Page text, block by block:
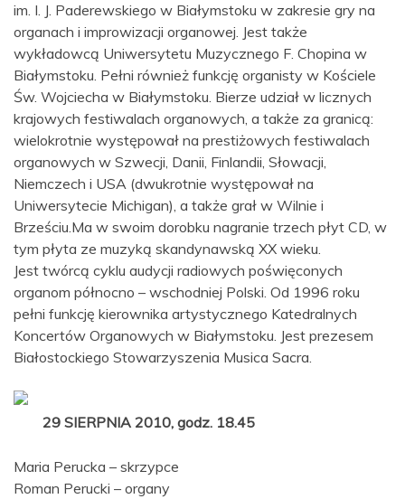
im. I. J. Paderewskiego w Białymstoku w zakresie gry na
organach i improwizacji organowej. Jest także
wykładowcą Uniwersytetu Muzycznego F. Chopina w
Białymstoku. Pełni również funkcję organisty w Kościele
Św. Wojciecha w Białymstoku. Bierze udział w licznych
krajowych festiwalach organowych, a także za granicą:
wielokrotnie występował na prestiżowych festiwalach
organowych w Szwecji, Danii, Finlandii, Słowacji,
Niemczech i USA (dwukrotnie występował na
Uniwersytecie Michigan), a także grał w Wilnie i
Brześciu.Ma w swoim dorobku nagranie trzech płyt CD, w
tym płyta ze muzyką skandynawską XX wieku.
Jest twórcą cyklu audycji radiowych poświęconych
organom północno – wschodniej Polski. Od 1996 roku
pełni funkcję kierownika artystycznego Katedralnych
Koncertów Organowych w Białymstoku. Jest prezesem
Białostockiego Stowarzyszenia Musica Sacra.
29 SIERPNIA 2010, godz. 18.45
Maria Perucka – skrzypce
Roman Perucki – organy